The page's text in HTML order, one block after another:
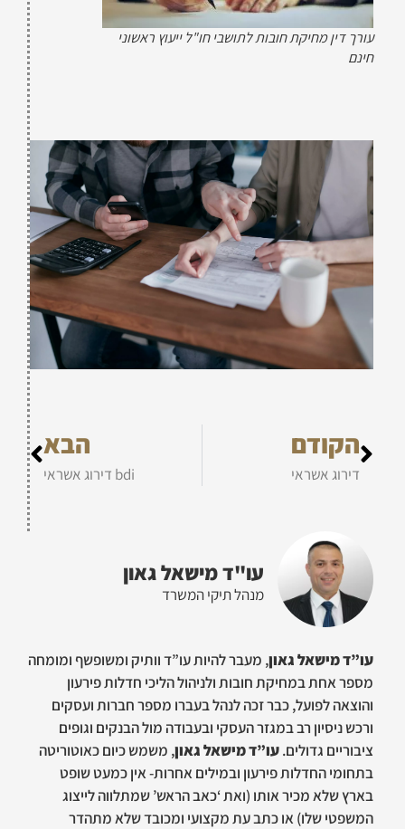
עורך דין מחיקת חובות לתושבי חו"ל ייעוץ ראשוני
חינם
הקודם
דירוג אשראי
הבא
bdi דירוג אשראי
עו"ד מישאל גאון
מנהל תיקי המשרד
עו”ד מישאל גאון, מעבר להיות עו”ד וותיק ומשופשף ומומחה
מספר אחת במחיקת חובות ולניהול הליכי חדלות פירעון
והוצאה לפועל, כבר זכה לנהל בעברו מספר חברות ועסקים
ורכש ניסיון רב במגזר העסקי ובעבודה מול הבנקים וגופים
ציבוריים גדולים.עו”ד מישאל גאון, משמש כיום כאוטוריטה
בתחומי החדלות פירעון ובמילים אחרות- אין כמעט שופט
בארץ שלא מכיר אותו (ואת ‘כאב הראש’ שמתלווה לייצוג
המשפטי שלו) או כתב עת מקצועי ומכובד שלא מתהדר